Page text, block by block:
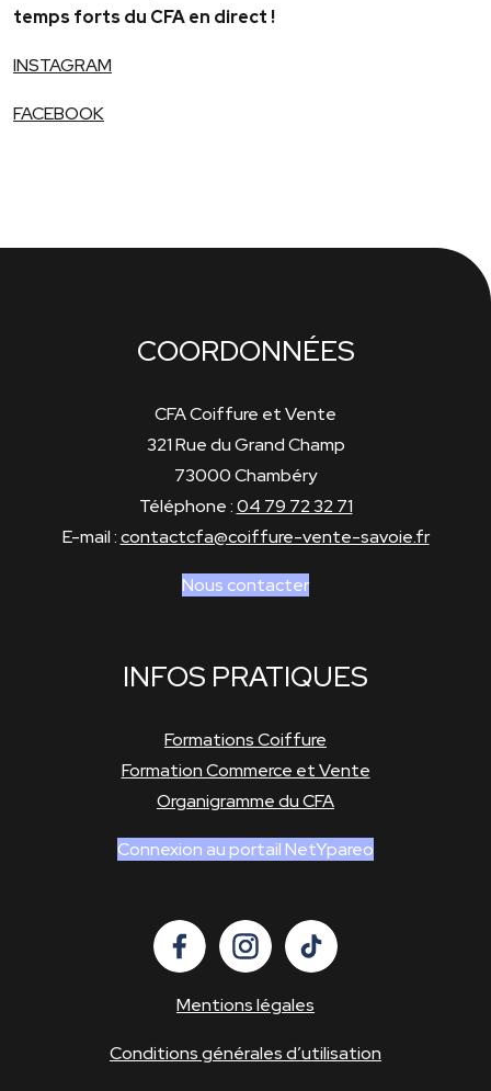
temps forts du CFA en direct !
INSTAGRAM
FACEBOOK
COORDONNÉES
CFA Coiffure et Vente
321 Rue du Grand Champ
73000 Chambéry
Téléphone :04 79 72 32 71
E-mail :contactcfa@coiffure-vente-savoie.fr
Nous contacter
INFOS PRATIQUES
Formations Coiffure
Formation Commerce et Vente
Organigramme du CFA
Connexion au portail NetYpareo
Mentions légales
Conditions générales d’utilisation